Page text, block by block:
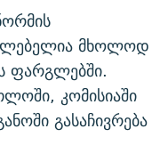
მხოლოდ
ფარგლებში.
კომისიაში
გასაჩივრება